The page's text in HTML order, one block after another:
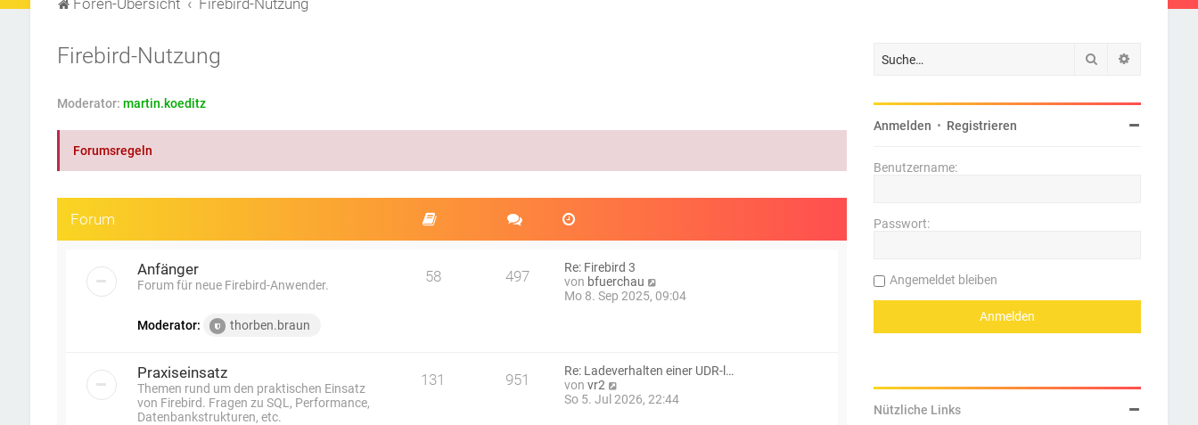
Foren-Übersicht Firebird-Nutzung
Firebird-Nutzung
Moderator: martin.koeditz
Forumsregeln
Forum
Anfänger
Forum für neue Firebird-Anwender.
Moderator: thorben.braun
58 497
Re: Firebird 3
von bfuerchau
e
e
B
Mo 8. Sep 2025, 09:04
Praxiseinsatz
Themen rund um den praktischen Einsatz
von Firebird. Fragen zu SQL, Performance,
Datenbankstrukturen, etc.
131 951
Re: Ladeverhalten einer UDR-l…
vonvr2
e
So 5. Jul 2026, 22:44
Suche
Anmelden • Registrieren
Benutzername:
Passwort:
Angemeldet bleiben
Nützliche Links